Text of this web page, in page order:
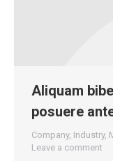
Aliquam
posuere
Company, Industry,
Leave a comment